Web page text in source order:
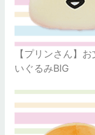
【プリンさん】
いぐるみBIG